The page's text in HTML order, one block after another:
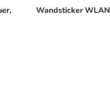
Wandsticker WLAN